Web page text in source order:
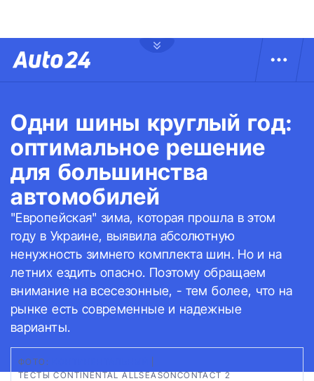
Одни шины круглый год:
оптимальное решение
для большинства
автомобилей
"Европейская" зима, которая прошла в этом
году в Украине, выявила абсолютную
ненужность зимнего комплекта шин. Но и на
летних ездить опасно. Поэтому обращаем
внимание на всесезонные, - тем более, что на
рынке есть современные и надежные
варианты.
ФОТО:
ТЕСТЫ CONTINENTAL ALLSEASONCONTACT 2